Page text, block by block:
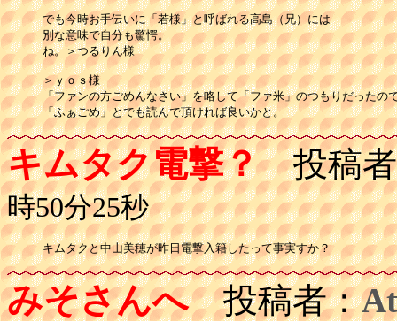
でも今時お手伝いに「若様」と呼ばれる高島（兄）には
別な意味で自分も驚愕。
ね。＞つるりん様
＞ｙｏｓ様
「ファンの方ごめんなさい」を略して「ファ米」のつもりだったの
「ふぁごめ」とでも読んで頂ければ良いかと。
キムタク電撃？投稿者
時50分25秒
キムタクと中山美穂が昨日電撃入籍したって事実すか？
みそさんへ投稿者：